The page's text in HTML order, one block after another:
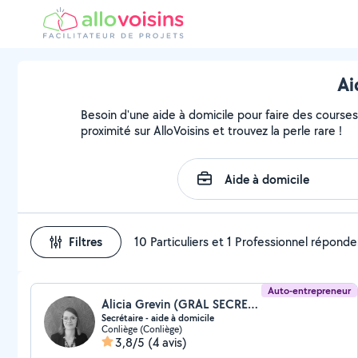
Besoin d'une aide à domicile pour faire des
proximité sur AlloVoisins et trouvez la perle rare !
Filtres 10 Particuliers et 1 Professionnel
Auto-entrepreneur
Alicia Grevin (GRAL SECRETARIAT)
Secrétaire - aide à domicile
Conliège (Conliège)
3,8/5 (4 avis)